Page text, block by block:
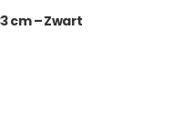
cm – Zwart